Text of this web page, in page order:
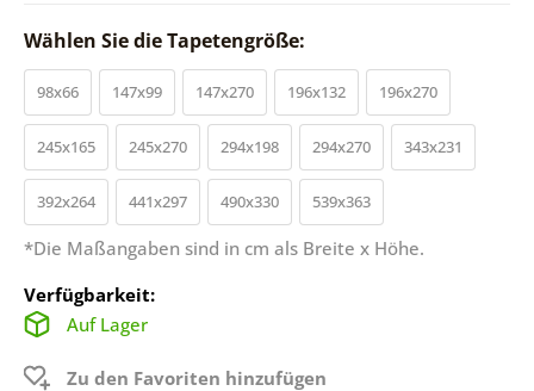
Wählen Sie die Tapetengröße:
98x66 147x99 147x270 196x132 196x270
245x165 245x270 294x198 294x270 343x231
392x264 441x297 490x330 539x363
*Die Maßangaben sind in cm als Breite x Höhe.
Verfügbarkeit:
Auf Lager
Zu den Favoriten hinzufügen